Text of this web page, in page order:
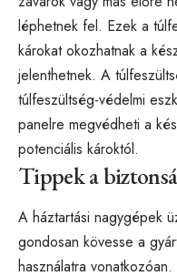
léphetnek fel. Ezek a
károkat okozhatnak a
jelenthetnek. A
túlfeszültség-védelmi
panelre megvédheti a
potenciális károktól.
Tippek a
A háztartási nagygépek
gondosan kövesse a
használatra